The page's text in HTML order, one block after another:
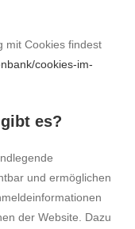
mit Cookies findest
cookies-im-
es?
und ermöglichen
der Website. Dazu